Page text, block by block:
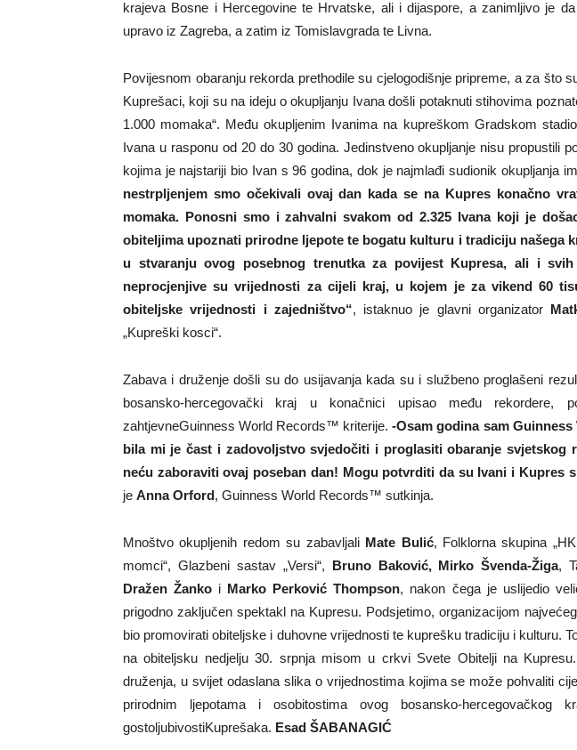
krajeva Bosne i Hercegovine te Hrvatske, ali i dijaspore, a zanimljivo je
upravo iz Zagreba, a zatim iz Tomislavgrada te Livna.
Povijesnom obaranju rekorda prethodile su cjelogodišnje pripreme, a za što
Kuprešaci, koji su na ideju o okupljanju Ivana došli potaknuti stihovima
1.000 momaka“. Među okupljenim Ivanima na kupreškom Gradskom
Ivana u rasponu od 20 do 30 godina. Jedinstveno okupljanje nisu propustili
kojima je najstariji bio Ivan s 96 godina, dok je najmlađi sudionik okupljanja
nestrpljenjem smo očekivali ovaj dan kada se na Kupres konačno
momaka. Ponosni smo i zahvalni svakom od 2.325 Ivana koji je
obiteljima upoznati prirodne ljepote te bogatu kulturu i tradiciju našega
u stvaranju ovog posebnog trenutka za povijest Kupresa, ali i
neprocjenjive su vrijednosti za cijeli kraj, u kojem je za vikend 60
obiteljske vrijednosti i zajedništvo“, istaknuo je glavni organizator
„Kupreški kosci“.
Zabava i druženje došli su do usijavanja kada su i službeno proglašeni
bosansko-hercegovački kraj u konačnici upisao među rekordere,
zahtjevneGuinness World Records™ kriterije.-Osam godina sam
bila mi je čast i zadovoljstvo svjedočiti i proglasiti obaranje svjetskog
neću zaboraviti ovaj poseban dan! Mogu potvrditi da su Ivani i Kupres
je Anna Orford, Guinness World Records™ sutkinja.
Mnoštvo okupljenih redom su zabavljali Mate Bulić, Folklorna skupina
momci“, Glazbeni sastav „Versi“, Bruno Baković, Mirko Švenda-Žiga,
Dražen Žanko i Marko Perković Thompson, nakon čega je uslijedio
prigodno zaključen spektakl na Kupresu. Podsjetimo, organizacijom
bio promovirati obiteljske i duhovne vrijednosti te kuprešku tradiciju i kulturu.
na obiteljsku nedjelju 30. srpnja misom u crkvi Svete Obitelji na
druženja, u svijet odaslana slika o vrijednostima kojima se može pohvaliti
prirodnim ljepotama i osobitostima ovog bosansko-hercegovačkog
gostoljubivostiKuprešaka. Esad ŠABANAGIĆ